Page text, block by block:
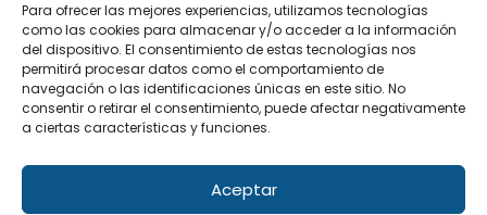
Para ofrecer las mejores experiencias, utilizamos tecnologías
como las cookies para almacenar y/o acceder a la información
del dispositivo. El consentimiento de estas tecnologías nos
permitirá procesar datos como el comportamiento de
navegación o las identificaciones únicas en este sitio. No
consentir o retirar el consentimiento, puede afectar negativamente
a ciertas características y funciones.
Aceptar
Sitio Web financiado tanto por la Conselleria de
Participación, Transparencia, Cooperación y
Calidad Democrática, como por la Diputación
Provincial de València.